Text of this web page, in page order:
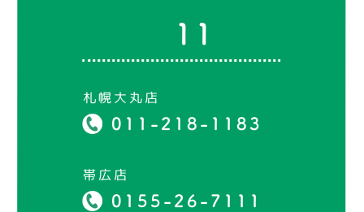
11
札幌大丸店
011-218-1183
帯広店
0155-26-7111